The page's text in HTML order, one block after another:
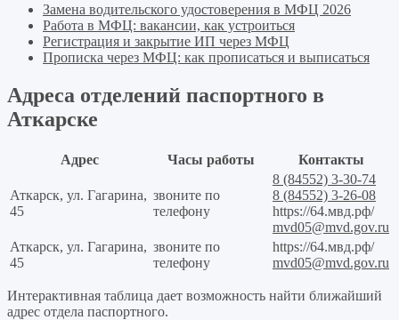
Замена водительского удостоверения в МФЦ 2026
Работа в МФЦ: вакансии, как устроиться
Регистрация и закрытие ИП через МФЦ
Прописка через МФЦ: как прописаться и выписаться
Адреса отделений паспортного в
Аткарске
Адрес Часы работы Контакты
Аткарск, ул. Гагарина,
45
звоните по
телефону
8 (84552) 3-30-74
8 (84552) 3-26-08
https://64.мвд.рф/
mvd05@mvd.gov.ru
Аткарск, ул. Гагарина,
45
звоните по
телефону
https://64.мвд.рф/
mvd05@mvd.gov.ru
Интерактивная таблица дает возможность найти ближайший
адрес отдела паспортного.